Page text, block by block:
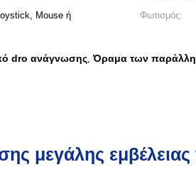
Mouse ή
Φωτισμός:
dro ανάγνωσης,Όραμα των
μεγάλης